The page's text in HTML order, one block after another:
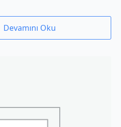
Devamını Oku